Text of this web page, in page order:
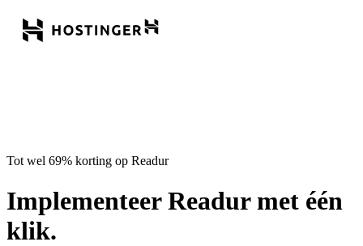
Tot wel 69% korting op Readur
Implementeer Readur met één
klik.